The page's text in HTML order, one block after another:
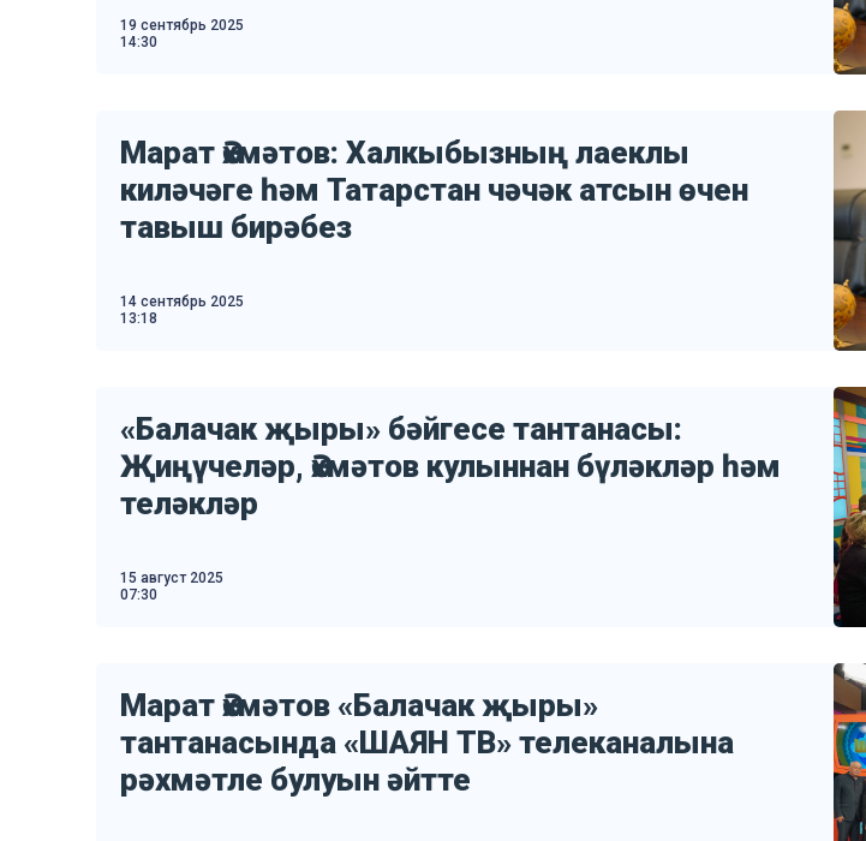
19 сентябрь 2025
14:30
Марат Әхмәтов: Халкыбызның лаеклы
киләчәге һәм Татарстан чәчәк атсын өчен
тавыш бирәбез
14 сентябрь 2025
13:18
«Балачак җыры» бәйгесе тантанасы:
Җиңүчеләр, Әхмәтов кулыннан бүләкләр һәм
теләкләр
15 август 2025
07:30
Марат Әхмәтов «Балачак җыры»
тантанасында «ШАЯН ТВ» телеканалына
рәхмәтле булуын әйтте